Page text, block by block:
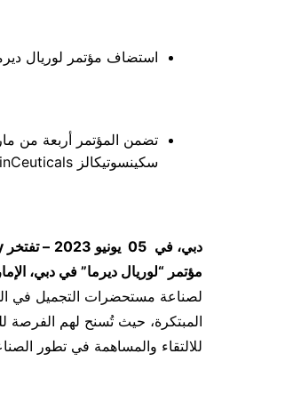
استضاف مؤتمر لوريال ديرما 2023 حوالى 450 طبيب جلد يمثلون أكثر من 10 دول
سكينسوتيكالز SkinCeuticals، لا روش بوزيه La Roche Posay و سيرافي CeraVe
دبي، في يونيو 2023
–تفتخر
مؤتمر “لوريال ديرما” في دبي،
لصناعة مستحضرات التجميل في
المبتكرة، حيث تُسنح لهم الفرصة
للالتقاء والمساهمة في تطور